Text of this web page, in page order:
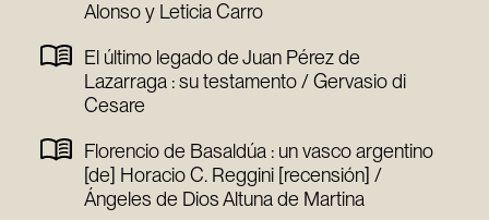
Alonso y Leticia Carro
El último legado de Juan Pérez de
Lazarraga : su testamento / Gervasio di
Cesare
Florencio de Basaldúa : un vasco argentino
[de] Horacio C. Reggini [recensión] /
Ángeles de Dios Altuna de Martina